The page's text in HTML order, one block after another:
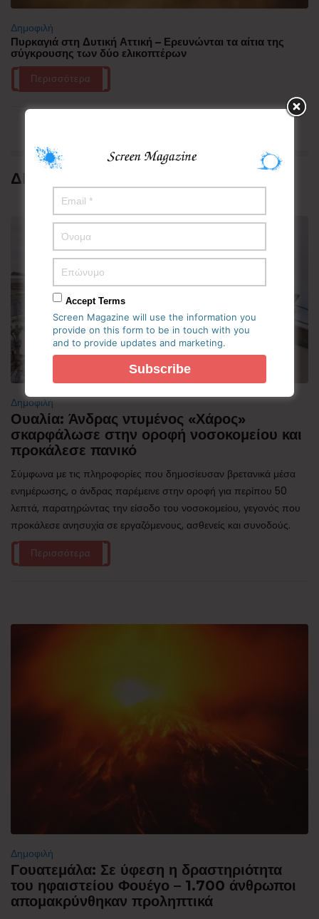
Δημοφιλή
Πυρκαγιά στη Δυτική Αττική – Ερευνώνται τα αίτια της
σύγκρουσης των δύο ελικοπτέρων
Περισσότερα
ΔΗΜΟΦΙΛΗ
Δημοφιλή
Ουαλία: Άνδρας ντυμένος «Χάρος»
σκαρφάλωσε στην οροφή νοσοκομείου και
προκάλεσε πανικό
Σύμφωνα με τις πληροφορίες που δημοσίευσαν βρετανικά μέσα
ενημέρωσης, ο άνδρας παρέμεινε στην οροφή για περίπου 50
λεπτά, παρατηρώντας την είσοδο του νοσοκομείου, γεγονός που
προκάλεσε ανησυχία σε εργαζόμενους, ασθενείς και συνοδούς.
Περισσότερα
Δημοφιλή
Γουατεμάλα: Σε ύφεση η δραστηριότητα
του ηφαιστείου Φουέγο – 1.700 άνθρωποι
απομακρύνθηκαν προληπτικά
Accept Terms
Screen Magazine will use the information you
provide on this form to be in touch with you
and to provide updates and marketing.